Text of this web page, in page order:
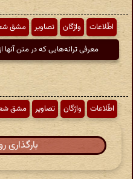
اطّلاعات واژگان تصاویر مشق
معرفی ترانه‌هایی که در متن
اطّلاعات واژگان تصاویر مشق
بارگذاری